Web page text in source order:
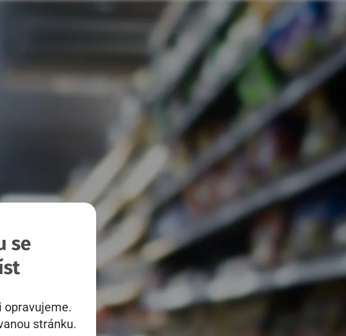
se
opravujeme.
stránku.